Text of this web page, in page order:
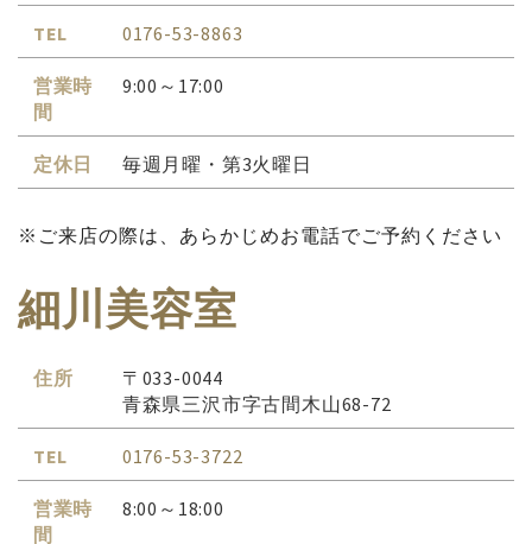
TEL 0176-53-8863
営業時
間
9:00～17:00
定休日 毎週月曜・第3火曜日
※ご来店の際は、あらかじめお電話でご予約ください
細川美容室
住所
〒033-0044
青森県三沢市字古間木山68-72
TEL 0176-53-3722
営業時
間
8:00～18:00